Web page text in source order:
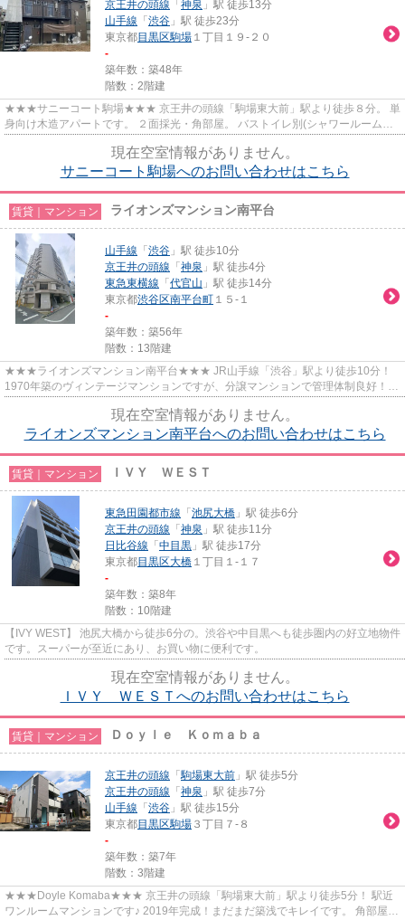
京王井の頭線 「 神泉 」駅 徒歩13分
山手線 「 渋谷 」駅 徒歩23分
東京都目黒区駒場 １丁目１９-２０
-
築年数：築48年
階数：2階建
★★★サニーコート駒場★★★ 京王井の頭線「駒場東大前」駅より徒歩８分。 単
身向け木造アパートです。 ２面採光・角部屋。 バストイレ別(シャワールームあ
現在空室情報がありません。
サニーコート駒場へのお問い合わせはこちら
賃貸｜マンション ライオンズマンション南平台
山手線 「 渋谷 」駅 徒歩10分
京王井の頭線 「 神泉 」駅 徒歩4分
東急東横線 「 代官山 」駅 徒歩14分
東京都渋谷区南平台町 １５-１
-
築年数：築56年
階数：13階建
★★★ライオンズマンション南平台★★★ JR山手線「渋谷」駅より徒歩10分！
1970年築のヴィンテージマンションですが、分譲マンションで管理体制良好！
現在空室情報がありません。
ライオンズマンション南平台へのお問い合わせはこちら
賃貸｜マンション ＩＶＹ ＷＥＳＴ
東急田園都市線 「 池尻大橋 」駅 徒歩6分
京王井の頭線 「 神泉 」駅 徒歩11分
日比谷線 「 中目黒 」駅 徒歩17分
東京都目黒区大橋 １丁目１-１７
-
築年数：築8年
階数：10階建
【IVY WEST】 池尻大橋から徒歩6分の。渋谷や中目黒へも徒歩圏内の好立地物件
です。スーパーが至近にあり、お買い物に便利です。
現在空室情報がありません。
ＩＶＹ ＷＥＳＴへのお問い合わせはこちら
賃貸｜マンション Ｄｏｙｌｅ Ｋｏｍａｂａ
京王井の頭線 「駒場東大前 」駅 徒歩5分
京王井の頭線 「 神泉 」駅 徒歩7分
山手線 「 渋谷 」駅 徒歩15分
東京都目黒区駒場 ３丁目７-８
-
築年数：築7年
階数：3階建
★★★Doyle Komaba★★★ 京王井の頭線「駒場東大前」駅より徒歩5分！ 駅近
ワンルームマンションです♪ 2019年完成！まだまだ築浅でキレイです。 角部屋・